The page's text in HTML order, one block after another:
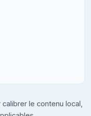
le contenu local,